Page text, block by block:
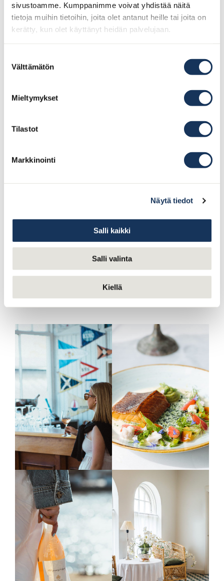
sivustoamme. Kumppanimme voivat yhdistää näitä
tietoja muihin tietoihin, joita olet antanut heille tai joita on
kerätty, kun olet käyttänyt heidän palvelujaan.
valinta
Välttämätön
Mieltymykset
Tilastot
Markkinointi
Näytä tiedot
Salli kaikki
Salli valinta
Kiellä
stadens mest populära kräftrestaurang!
Menyer och bokning